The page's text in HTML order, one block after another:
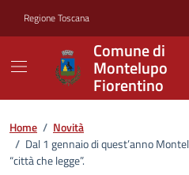
Regione Toscana
Comune di
Montelupo
Fiorentino
Home / Novità
/ Dal 1 gennaio di quest’anno
“città che legge”.